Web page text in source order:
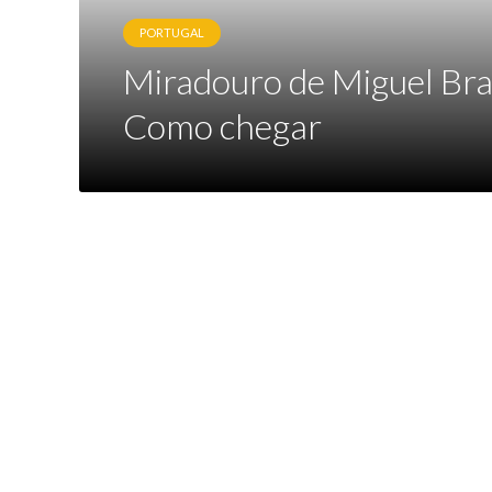
PORTUGAL
Miradouro de Miguel
Como chegar